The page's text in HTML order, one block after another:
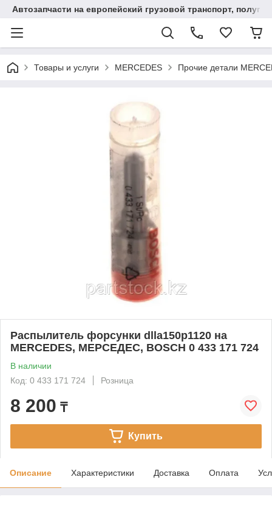
Автозапчасти на европейский грузовой транспорт,
Товары и услуги MERCEDES Прочие детали
Распылитель форсунки dlla150p1120 на
MERCEDES, МЕРСЕДЕС, BOSCH 0 433 171 724
В наличии
Код: 0 433 171 724
Розница
8 200 ₸
Купить
Описание Характеристики Доставка Оплата